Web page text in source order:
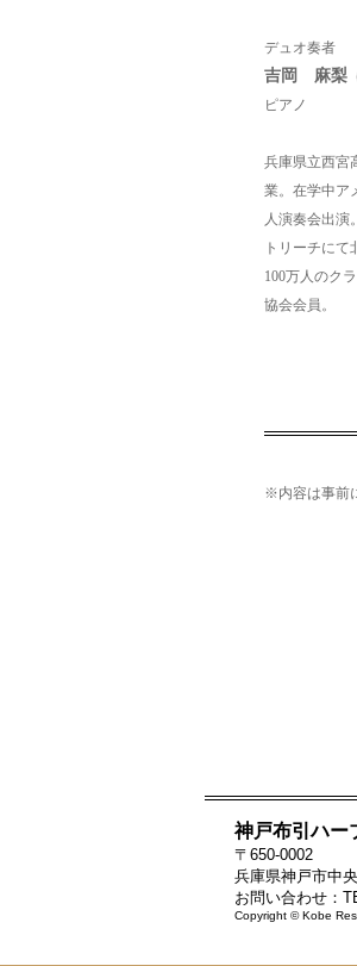
デュオ奏者
吉岡 麻梨
ピアノ
兵庫県立西宮
業。在学中ア
人演奏会出演
トリーチにて
100万人のク
協会会員。
※内容は事前
神戸布引ハー
〒650-0002
兵庫県神戸市中
お問い合わせ：
Copyright © Kobe